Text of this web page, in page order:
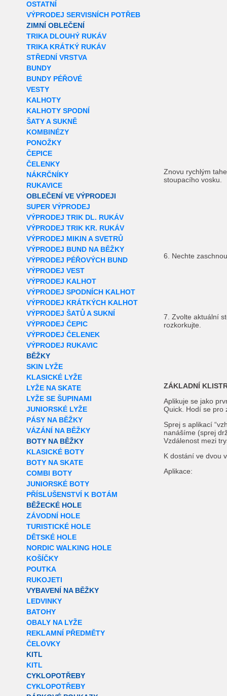
OSTATNÍ
VÝPRODEJ SERVISNÍCH POTŘEB
ZIMNÍ OBLEČENÍ
TRIKA DLOUHÝ RUKÁV
TRIKA KRÁTKÝ RUKÁV
STŘEDNÍ VRSTVA
BUNDY
BUNDY PÉŘOVÉ
VESTY
KALHOTY
KALHOTY SPODNÍ
ŠATY A SUKNĚ
KOMBINÉZY
PONOŽKY
ČEPICE
ČELENKY
NÁKRČNÍKY
RUKAVICE
OBLEČENÍ VE VÝPRODEJI
SUPER VÝPRODEJ
VÝPRODEJ TRIK DL. RUKÁV
VÝPRODEJ TRIK KR. RUKÁV
VÝPRODEJ MIKIN A SVETRŮ
VÝPRODEJ BUND NA BĚŽKY
VÝPRODEJ PÉŘOVÝCH BUND
VÝPRODEJ VEST
VÝPRODEJ KALHOT
VÝPRODEJ SPODNÍCH KALHOT
VÝPRODEJ KRÁTKÝCH KALHOT
VÝPRODEJ ŠATŮ A SUKNÍ
VÝPRODEJ ČEPIC
VÝPRODEJ ČELENEK
VÝPRODEJ RUKAVIC
BĚŽKY
SKIN LYŽE
KLASICKÉ LYŽE
LYŽE NA SKATE
LYŽE SE ŠUPINAMI
JUNIORSKÉ LYŽE
PÁSY NA BĚŽKY
VÁZÁNÍ NA BĚŽKY
BOTY NA BĚŽKY
KLASICKÉ BOTY
BOTY NA SKATE
COMBI BOTY
JUNIORSKÉ BOTY
PŘÍSLUŠENSTVÍ K BOTÁM
BĚŽECKÉ HOLE
ZÁVODNÍ HOLE
TURISTICKÉ HOLE
DĚTSKÉ HOLE
NORDIC WALKING HOLE
KOŠÍČKY
POUTKA
RUKOJETI
VYBAVENÍ NA BĚŽKY
LEDVINKY
BATOHY
OBALY NA LYŽE
REKLAMNÍ PŘEDMĚTY
ČELOVKY
KITL
KITL
CYKLOPOTŘEBY
CYKLOPOTŘEBY
Znovu rychlým
stoupacího vosku.
6. Nechte
7. Zvolte aktuální
rozkorkujte.
ZÁKLADNÍ
Aplikuje se jako
Quick. Hodí se pro
Sprej s aplikací
nanášíme (sprej
Vzdálenost mezi
K dostání ve dvou
Aplikace: